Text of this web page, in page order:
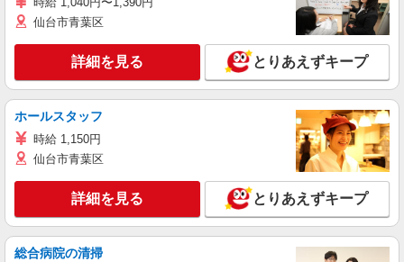
仙台市青葉区
詳細を見る とりあえずキープ
ホールスタッフ
時給 1,150円
仙台市青葉区
詳細を見る とりあえずキープ
総合病院の清掃